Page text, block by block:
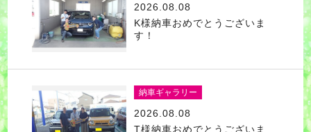
2026.08.08
K様納車おめでとうございま
す！
納車ギャラリー
2026.08.08
T様納車おめでとうございま